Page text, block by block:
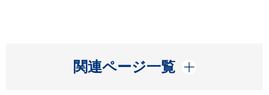
関連ページ一覧
開く